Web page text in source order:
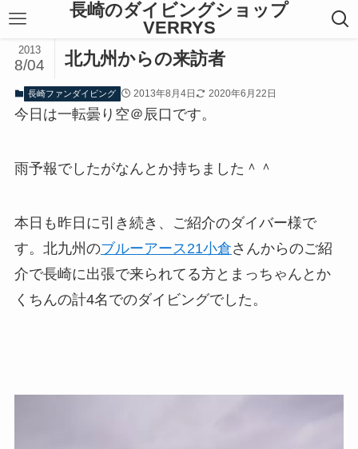
長崎のダイビングショップ
VERRYS
北九州からの来訪者
2013
8/04
長崎ファンダイビング 2013年8月4日 2020年6月22日
今日は一転曇り空＠辰口です。
雨予報でしたがなんとか持ちました＾＾
本日も昨日に引き続き、ご紹介のダイバー様で
す。北九州のブルーアース21小倉さんからのご紹
介で長崎に出張で来られてる方とまっちゃんとか
くちんの計4名でのダイビングでした。